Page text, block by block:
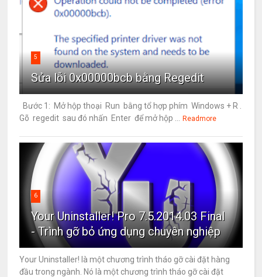
5
Sửa lỗi 0x00000bcb bằng Regedit
Bước 1: Mở hộp thoại Run bằng tổ hợp phím Windows + R .
Gõ regedit sau đó nhấn Enter để mở hộp ...
Readmore
6
Your Uninstaller! Pro 7.5.2014.03 Final
- Trình gỡ bỏ ứng dụng chuyên nghiệp
Your Uninstaller! là một chương trình tháo gỡ cài đặt hàng
đầu trong ngành. Nó là một chương trình tháo gỡ cài đặt